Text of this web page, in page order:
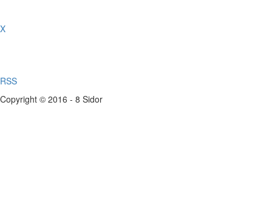
X
RSS
Copyright © 2016 - 8 Sidor